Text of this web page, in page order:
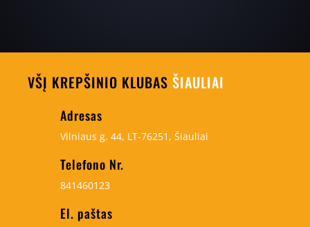
VŠĮ KREPŠINIO KLUBAS ŠIAULIAI
Adresas
Vilniaus g. 44, LT-76251, Šiauliai
Telefono Nr.
841460123
El. paštas